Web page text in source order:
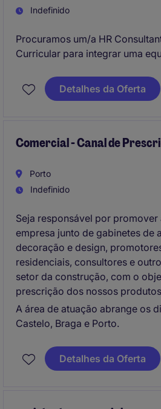
Indefinido
Procuramos um/a HR
Curricular para integrar uma
posição é ideal para quem
competências na área de
Detalhes da Oferta
Comercial - Canal de
Porto
Indefinido
Seja responsável por promover
empresa junto de gabinetes de
decoração e design,
residenciais, consultores e
setor da construção, com o
prescrição dos nossos
A área de atuação abrange os
Castelo, Braga e Porto.
Detalhes da Oferta